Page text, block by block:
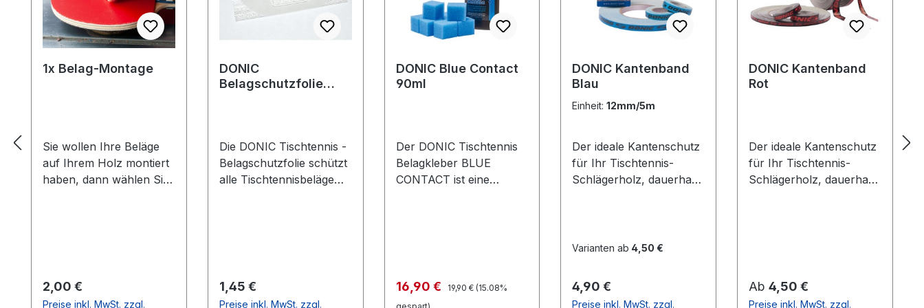
1x Belag-Montage
Sie wollen Ihre Beläge
auf Ihrem Holz montiert
haben, dann wählen Sie
die Vorhandseite auf der
Regulärer Preis:
2,00 €
Preise inkl. MwSt. zzgl.
DONIC
Belagschutzfolie
Die DONIC Tischtennis -
Belagschutzfolie schützt
alle Tischtennisbeläge
Haftung durch leicht
Regulärer Preis:
1,45 €
Preise inkl. MwSt. zzgl.
DONIC Blue Contact
90ml
Der DONIC Tischtennis
Belagkleber BLUE
CONTACT ist eine
Konsistenz sorgt für eine
Verkaufspreis:
16,90 € Regulärer Preis:
19,90 € (15.08%
DONIC Kantenband
Blau
Einheit:12mm/5m
Der ideale Kantenschutz
für Ihr Tischtennis-
Schlägerholz, dauerhaft
Varianten ab 4,50 €
Regulärer Preis:
4,90 €
Preise inkl. MwSt. zzgl.
DONIC Kantenband
Rot
Der ideale Kantenschutz
für Ihr Tischtennis-
Schlägerholz, dauerhaft
Regulärer Preis:
Ab4,50 €
Preise inkl. MwSt. zzgl.